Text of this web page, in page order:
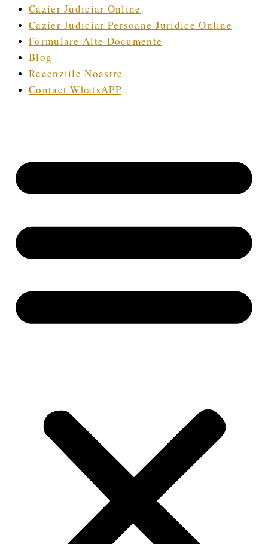
Cazier Judiciar Online
Cazier Judiciar Persoane Juridice Online
Formulare Alte Documente
Blog
Recenziile Noastre
Contact WhatsAPP